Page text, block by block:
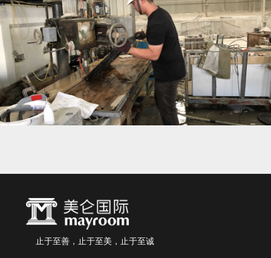
止于至善，止于至美，止于至诚